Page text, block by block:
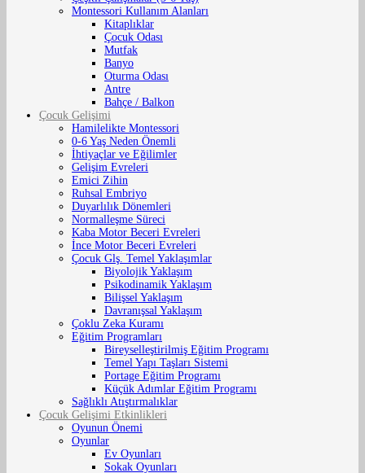
Montessori Kullanım Alanları
Kitaplıklar
Çocuk Odası
Mutfak
Banyo
Oturma Odası
Antre
Bahçe / Balkon
Çocuk Gelişimi
Hamilelikte Montessori
0-6 Yaş Neden Önemli
İhtiyaçlar ve Eğilimler
Gelişim Evreleri
Emici Zihin
Ruhsal Embriyo
Duyarlılık Dönemleri
Normalleşme Süreci
Kaba Motor Beceri Evreleri
İnce Motor Beceri Evreleri
Çocuk Glş. Temel Yaklaşımlar
Biyolojik Yaklaşım
Psikodinamik Yaklaşım
Bilişsel Yaklaşım
Davranışsal Yaklaşım
Çoklu Zeka Kuramı
Eğitim Programları
Bireyselleştirilmiş Eğitim Programı
Temel Yapı Taşları Sistemi
Portage Eğitim Programı
Küçük Adımlar Eğitim Programı
Sağlıklı Atıştırmalıklar
Çocuk Gelişimi Etkinlikleri
Oyunun Önemi
Oyunlar
Ev Oyunları
Sokak Oyunları